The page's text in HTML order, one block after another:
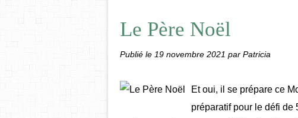
Le Père Noël
Publié le 19 novembre 2021 par Patricia
Et oui, il se prépare ce
préparatif pour le défi de